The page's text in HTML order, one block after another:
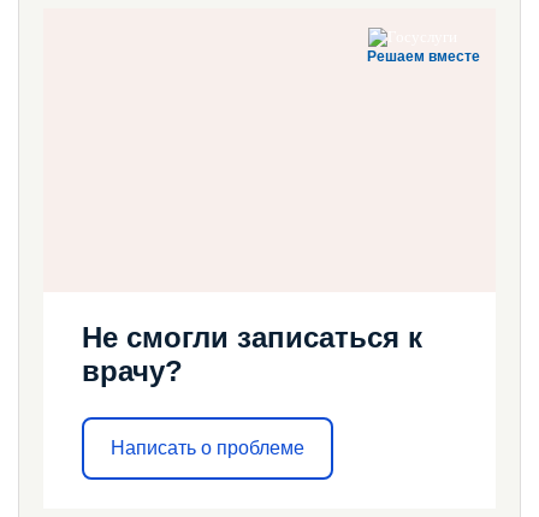
Решаем вместе
Не смогли записаться к
врачу?
Написать о проблеме